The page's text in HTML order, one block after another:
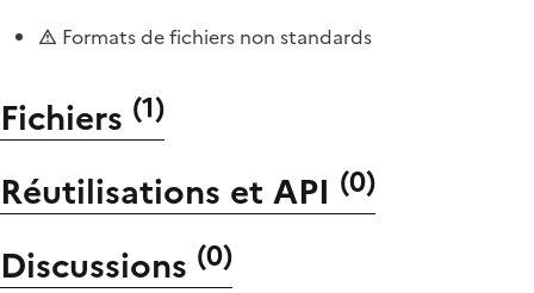
Formats de fichiers non standards
Fichiers (1)
Réutilisations et API (0)
Discussions (0)